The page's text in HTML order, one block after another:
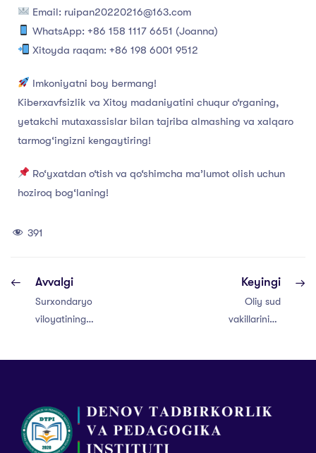
Email: ruipan20220216@163.com
WhatsApp: +86 158 1117 6651 (Joanna)
Xitoyda raqam: +86 198 6001 9512
Imkoniyatni boy bermang!
Kiberxavfsizlik va Xitoy madaniyatini chuqur o‘rganing,
yetakchi mutaxassislar bilan tajriba almashing va xalqaro
tarmog‘ingizni kengaytiring!
Ro‘yxatdan o‘tish va qo‘shimcha ma’lumot olish uchun
hoziroq bog‘laning!
391
Avvalgi
Surxondaryo
viloyatining
etilmoqda
Keyingi
Oliy sud
vakillarining